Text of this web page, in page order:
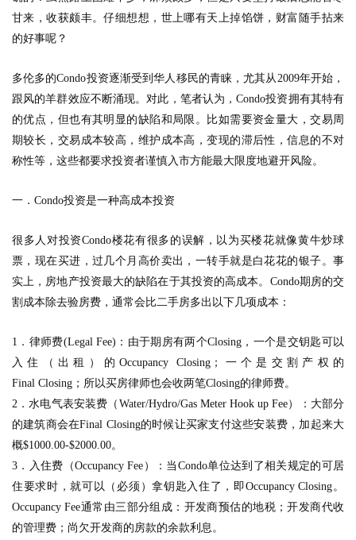
甘来，收获颇丰。仔细想想，世上哪有天上掉馅饼，财富随手拈来
的好事呢？
多伦多的Condo投资逐渐受到华人移民的青睐，尤其从 2009年开始，
跟风的羊群效应不断涌现。对此，笔者认为，Condo投资拥有其特有
的优点，但也有其明显的缺陷和局限。比如需要资金量大，交易周
期较长，交易成本较高，维护成本高，变现的滞后性，信息的不对
称性等，这些都要求投资者谨慎入市方能最大限度地避开风险。
一． Condo投资是一种高成本投资
很多人对投资Condo楼花有很多的误解，以为买楼花就像黄牛炒球
票，现在买进，过几个月高价卖出，一转手就是白花花的银子。事
实上，房地产投资最大的缺陷在于其投资的高成本。 Condo期房的交
割成本除去验房费，通常会比二手房多出以下几项成本：
1 ．律师费(Legal Fee) ：由于期房有两个Closing ，一个是交钥匙可以
入住（出租）的Occupancy Closing；一个是交割产权的
Final Closing ；所以买房律师也会收两笔Closing的律师费。
2 ．水电气表安装费（ Water/Hydro/Gas Meter Hook up Fee）：大部分
的建筑商会在Final Closing的时候让买家支付这些安装费，加起来大
概$1000.00-$2000.00。
3 ．入住费（Occupancy Fee ）：当 Condo单位达到了相关规定的可居
住要求时，就可以（必须）拿钥匙入住了，即Occupancy Closing 。
Occupancy Fee通常由三部分组成：开发商预估的地税；开发商代收
的管理费；尚欠开发商的房款的余款利息。